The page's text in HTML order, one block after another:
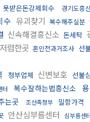
못받은돈강제회수 경기도흥
수 유괴찾기 복수해주실분
신속해결흥신소 돈세탁
렴한곳 혼인전과거조사 선
청부업체 신변보호 선불
터 복수잘하는법흥신소
는곳 조선족청부 밀항가격
안산심부름센터 심부름센